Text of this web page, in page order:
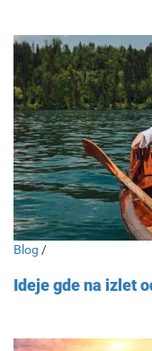
Blog /
Ideje gde na izlet